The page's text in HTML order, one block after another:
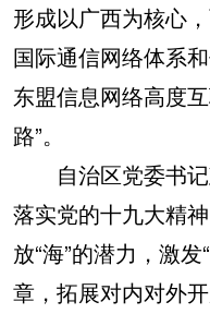
形成以广西为核心
国际通信网络体系
东盟信息网络高度
路”。
自治区党委书记
落实党的十九大精
放“海”的潜力，激发
章，拓展对内对外